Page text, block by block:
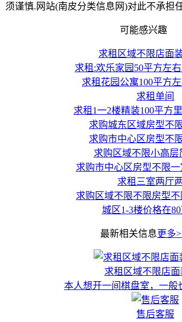
须谨慎.网站(南皮分类信息网)对此不承担
可能感兴趣
求租区域不限店面
求租:欢乐家园50平方左
求租花园公寓100平方
求租单间
求租1一2楼精装100平方
求购城东区域房型不
求购市中心区房型不
求购区域不限小高层
求购市中心区房型不限
求租三室两厅
求购区域不限不限房型
城区1-3楼价格在
最新相关信息更多
求租区域不限店面
本人想开一间棋盘室，一般
售后客服